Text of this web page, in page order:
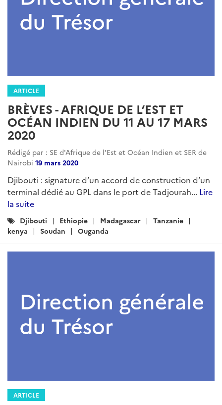
ARTICLE
BRÈVES - AFRIQUE DE L’EST ET
OCÉAN INDIEN DU 11 AU 17 MARS
2020
Rédigé par : SE d'Afrique de l'Est et Océan Indien et SER de
Nairobi 19 mars 2020
Djibouti : signature d’un accord de construction d’un
terminal dédié au GPL dans le port de Tadjourah... Lire
la suite
Catégories
:
Djibouti Ethiopie Madagascar
Tanzanie
kenya
Soudan Ouganda
ARTICLE